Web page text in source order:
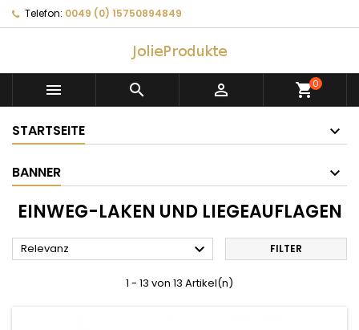
Telefon: 0049 (0) 15750894849
   shopping_cart0
STARTSEITE
BANNER
EINWEG-LAKEN UND LIEGEAUFLAGEN
Relevanz  FILTER
1 - 13 von 13 Artikel(n)